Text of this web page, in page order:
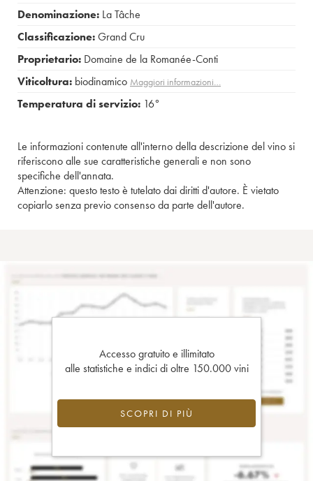
Denominazione: La Tâche
Classificazione:Grand Cru
Proprietario: Domaine de la Romanée-Conti
Viticoltura: biodinamico Maggiori informazioni…
Temperatura di servizio: 16°
Le informazioni contenute all'interno della descrizione del vino si
riferiscono alle sue caratteristiche generali e non sono
specifiche dell'annata.
Attenzione: questo testo è tutelato dai diritti d'autore. È vietato
copiarlo senza previo consenso da parte dell'autore.
Accesso gratuito e illimitato
alle statistiche e indici di oltre 150.000 vini
SCOPRI DI PIÙ